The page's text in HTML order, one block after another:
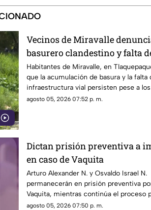
Vecinos de Miravalle
basurero clandestino y falta
seguridad vial en la colonia
Habitantes de Miravalle, en
que la acumulación de basura y la falta
infraestructura vial persisten pese a
realizados
agosto 05, 2026 07:52 p. m.
Dictan prisión preventiva a
en caso de Vaquita
Arturo Alexander N. y Osvaldo Israel N.
permanecerán en prisión preventiva
Vaquita, mientras continúa el proceso
agosto 05, 2026 07:50 p. m.